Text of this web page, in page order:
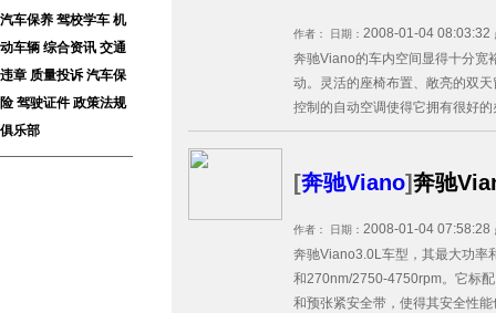
汽车保养 驾校学车 机
动车辆 综合资讯 交通
违章 质量投诉 汽车保
险 驾驶证件 政策法规
俱乐部
作者： 日期： 2008-01-04 08:03:32
奔驰Viano的车内空间显得十分宽
动。灵活的座椅布置、敞亮的双
控制的自动空调使得它拥有很好的
[奔驰Viano]奔驰
作者： 日期： 2008-01-04 07:58:28
奔驰Viano3.0L车型，其最大功率
和270nm/2750-4750rpm。它标
和预张紧安全带，使得其安全性